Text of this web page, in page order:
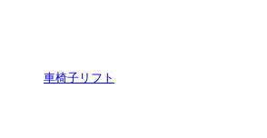
車椅子リフト